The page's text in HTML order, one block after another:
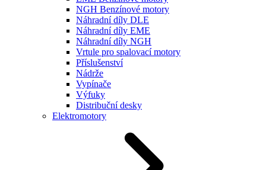
NGH Benzínové motory
Náhradní díly DLE
Náhradní díly EME
Náhradní díly NGH
Vrtule pro spalovací motory
Příslušenství
Nádrže
Vypínače
Výfuky
Distribuční desky
Elektromotory